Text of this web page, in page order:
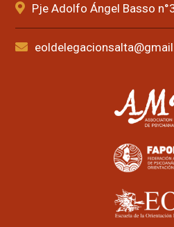
Pje Adolfo Ángel Basso